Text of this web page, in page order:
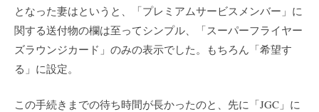
となった妻はというと、「プレミアムサービスメンバー」に
関する送付物の欄は至ってシンプル、「スーパーフライヤー
ズラウンジカード」のみの表示でした。もちろん「希望す
る」に設定。
この手続きまでの待ち時間が長かったのと、先に「JGC」に